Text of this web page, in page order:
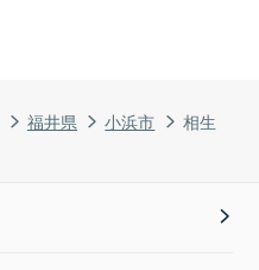
福井県 小浜市 相生